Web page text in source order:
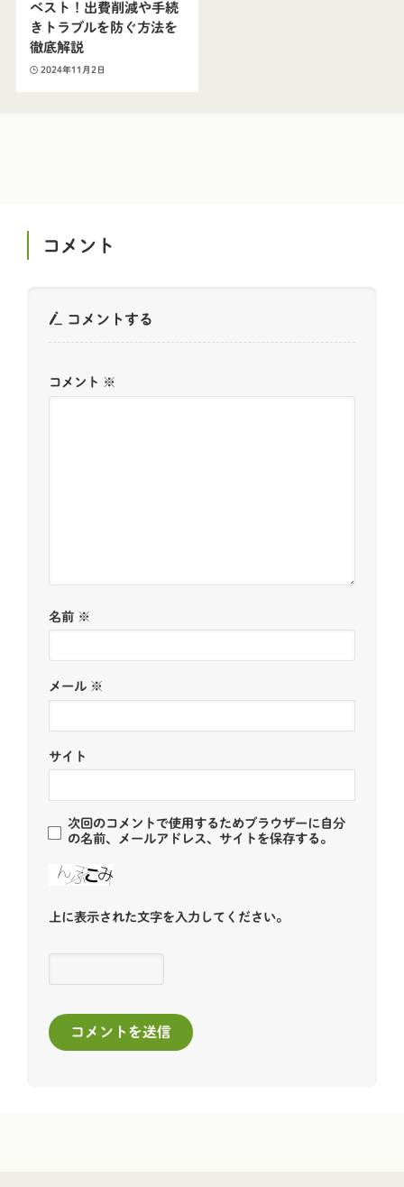
ベスト！出費削減や手続
きトラブルを防ぐ方法を
徹底解説
2024年11月2日
コメント
コメントする
コメント ※
名前 ※
メール ※
サイト
次回のコメントで使用するためブラウザーに自分
の名前、メールアドレス、サイトを保存する。
上に表示された文字を入力してください。